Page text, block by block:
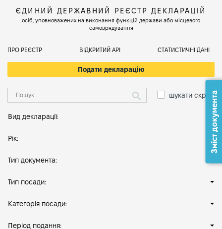
ЄДИНИЙ ДЕРЖАВНИЙ РЕЄСТР ДЕКЛАРАЦІЙ
осіб, уповноважених на виконання функцій держави або місцевого
самоврядування
ПРО РЕЄСТР ВІДКРИТИЙ АРІ СТАТИСТИЧНІ ДАНІ
Подати декларацію
шукати скрізь
Вид декларації:
Рік:
Тип документа:
Тип посади:
Категорія посади:
Період подання:
Зміст документа